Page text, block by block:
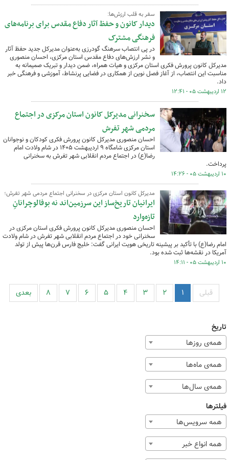
سفر به قلب ارزش‌ها:
دیدار کانون و حفظ آثار دفاع مقدس برای برنامه‌های
فرهنگی مشترک
در پی انتصاب سرهنگ گودرزی به‌عنوان مدیرکل جدید حفظ آثار
و نشر ارزش‌های دفاع مقدس استان مرکزی، احسان منصوری
مدیرکل کانون پرورش فکری استان مرکزی و هیات همراه، ضمن دیدار و تبریک صمیمانه‌ به
مناسبت این انتصاب، از آغاز فصل نوین از همکاری در فضایی پرنشاط، آموزشی و فرهنگی خبر
داد.
۱۲ اردیبهشت ۰۵ - ۱۲:۴۱
سخنرانی مدیرکل کانون استان مرکزی در اجتماع
مردمی شهر تفرش
احسان منصوری مدیرکل کانون پرورش فکری کودکان و نوجوانان
استان مرکزی شامگاه ۹ اردیبهشت ۱۴۰۵ در شام ولادت امام
رضا(ع) در اجتماع مردم انقلابی شهر تفرش به سخنرانی
پرداخت.
۱۰ اردیبهشت ۰۵ - ۱۴:۲۶
مدیرکل کانون استان مرکزی در سخنرانی اجتماع مردمی شهر تفرش؛
ایرانیان تاریخ‌ساز این سرزمین‌اند نه بوفالوچرانانِ
تازه‌وارد
احسان منصوری مدیرکل کانون پرورش فکری استان مرکزی در
سخنرانی خود در اجتماع مردم انقلابی شهر تفرش در شام ولادت
امام رضا(ع) با تأکید بر پیشینه تاریخی هویت ایرانی گفت: خلیج فارس قرن‌ها پیش از تولد
آمریکا در نقشه‌ها ثبت شده بود.
۱۰ اردیبهشت ۰۵ - ۱۴:۱۱
قبلی ۱ ۲ ۳ ۴ ۵ ۶ ۷ ۸ بعدی
تاریخ
همه‌ی روزها
همه‌ی ماه‌ها
همه‌ی سال‌ها
فیلترها
همه سرویس‌ها
همه انواع خبر